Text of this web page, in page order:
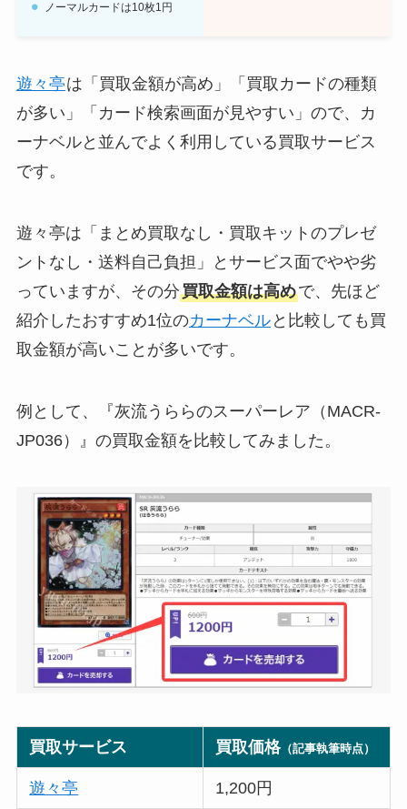
ノーマルカードは10枚1円
遊々亭は「買取金額が高め」「買取カードの種類
が多い」「カード検索画面が見やすい」ので、カ
ーナベルと並んでよく利用している買取サービス
です。
遊々亭は「まとめ買取なし・買取キットのプレゼ
ントなし・送料自己負担」とサービス面でやや劣
っていますが、その分買取金額は高めで、先ほど
紹介したおすすめ1位のカーナベル と比較しても買
取金額が高いことが多いです。
例として、『灰流うららのスーパーレア（MACR-
JP036）』の買取金額を比較してみました。
買取サービス 買取価格（記事執筆時点）
遊々亭 1,200円